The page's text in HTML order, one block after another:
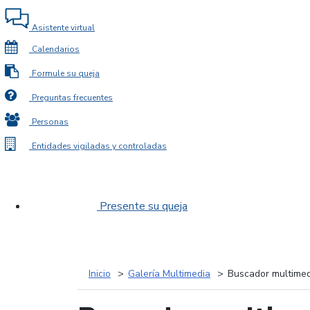
Asistente virtual
Calendarios
Formule su queja
Preguntas frecuentes
Personas
Entidades vigiladas y controladas
Presente su queja
Inicio Galería Multimedia Buscador